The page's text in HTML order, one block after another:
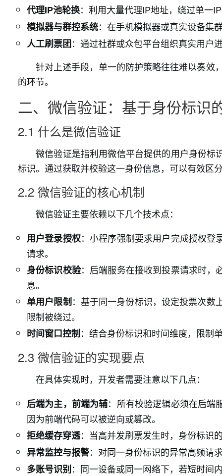
代理IP池轮换：利用大量代理IP地址，绕过单一
模拟器与群控系统：在手机模拟器或真实设备集
人工刷票团：通过社群或众包平台组织真实用户
针对上述手段，单一的防护策略往往难以奏效
的环节。
二、微信验证：基于身份标识
2.1 什么是微信验证
微信验证是指利用微信平台提供的用户身份
标识。通过获取并校验这一身份信息，可以有效区
2.2 微信验证的核心机制
微信验证主要依赖以下几个技术点：
用户登录授权：小程序强制要求用户完成授权登
请求。
身份标识校验：后端服务在接收到投票请求时，
息。
单用户限制：基于同一身份标识，设定投票次数
限制被绕过。
时间窗口控制：结合身份标识和时间维度，限制
2.3 微信验证的实现要点
在具体实现时，开发者需要注意以下几点：
后端为主，前端为辅：所有校验逻辑必须在后端
因为前端代码可以被逆向或篡改。
拒绝缓存穿透：当高并发刷票发生时，身份标识
异常监控与报警：对同一身份标识的异常高频请
多账号识别：同一设备或同一网络下，若短时间